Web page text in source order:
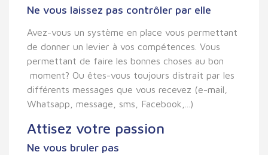
Ne vous laissez pas contrôler par elle
Avez-vous un système en place vous permettant
de donner un levier à vos compétences. Vous
permettant de faire les bonnes choses au bon
moment? Ou êtes-vous toujours distrait par les
différents messages que vous recevez (e-mail,
Whatsapp, message, sms, Facebook,...)
Attisez votre passion
Ne vous bruler pas